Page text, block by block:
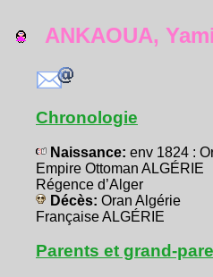
ANKAOUA,
Chronologie
Naissance: env 1824 :
Empire Ottoman ALGÉRIE
Régence d’Alger
Décès: Oran Algérie
Française ALGÉRIE
Parents et grand-